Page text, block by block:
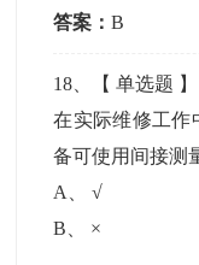
答案：B
18 、【单选题 】
在实际维修工作
备可使用间接测
A
、√
B
×